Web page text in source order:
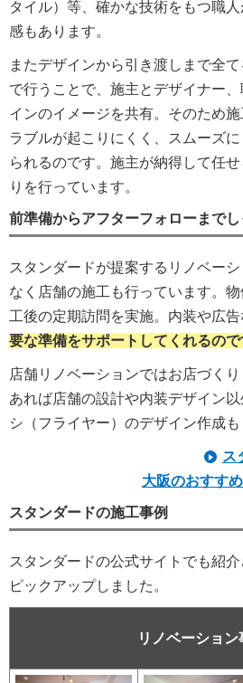
タイル）等、確かな技術をもつ職
感もあります。
またデザインから引き渡しまで全
で行うことで、施主とデザイナー
インのイメージを共有。そのため
ラブルが起こりにくく、スムーズ
られるのです。施主が納得して任
りを行っています。
前準備からアフターフォローまで
スタンダードが提案するリノベー
なく店舗の施工も行っています。
工後の定期訪問を実施。内装や広告
要な準備をサポートしてくれるので
店舗リノベーションではお店づく
あれば店舗の設計や内装デザイン
シ（フライヤー）のデザイン作成も
ス
大阪のおすす
スタンダードの施工事例
スタンダードの公式サイトでも紹
ピックアップしました。
リノベーション